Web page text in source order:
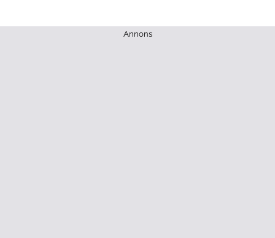
Annons